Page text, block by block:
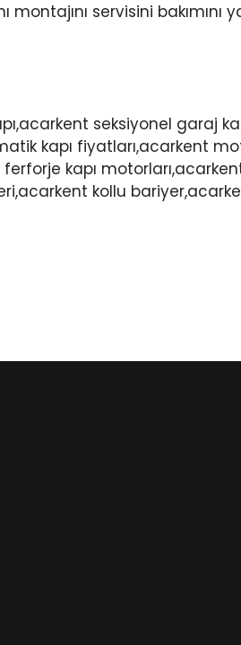
montajını servisini
seksiyonel garaj
kapı fiyatları,acarkent
kapı
kollu